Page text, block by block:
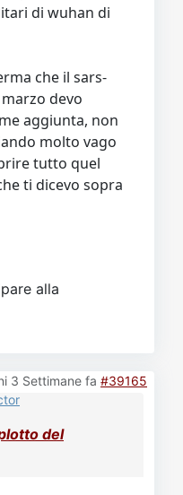
di wuhan di
che il sars-
devo
aggiunta, non
molto vago
tutto quel
ti dicevo sopra
alla
3 Settimane fa #39165
del